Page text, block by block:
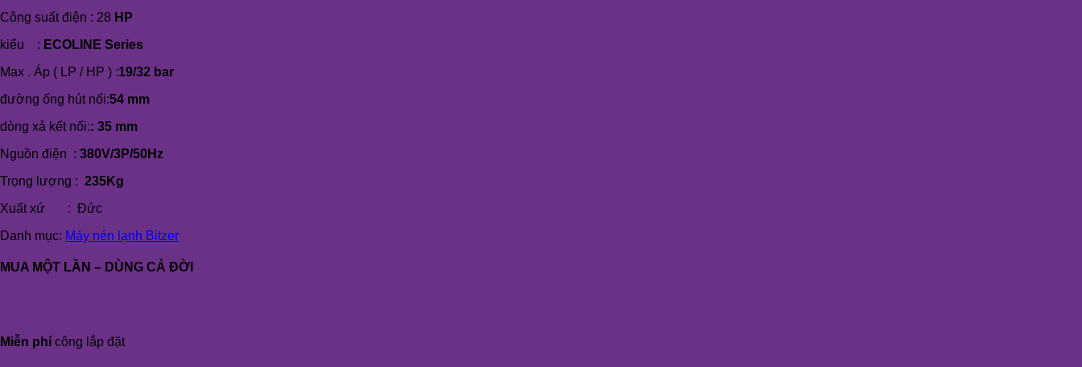
Công suất điện : 28 HP
kiểu : ECOLINE Series
Max . Áp ( LP / HP ) :19/32 bar
đường ống hút nối:54 mm
dòng xả kết nối:: 35 mm
Nguồn điện : 380V/3P/50Hz
Trọng lượng : 235Kg
Xuất xứ : Đức
Danh mục: Máy nén lạnh Bitzer
MUA MỘT LẦN – DÙNG CẢ ĐỜI
Miễn phí công lắp đặt